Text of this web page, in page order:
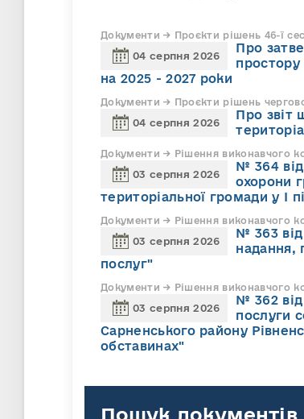
Документи → Проєкти рішень 46-ї
04 серпня 2026
Про
простору
на 2025 - 2027 роки
Документи → Проєкти рішень
04 серпня 2026
Про звіт
Документи → Рішення виконавчого
03 серпня 2026
№ 364 від
охорони
територіальної громади у І
Документи → Рішення виконавчого
03 серпня 2026
№ 363
надання,
послуг"
Документи → Рішення виконавчого
03 серпня 2026
№ 362
послуги
Сарненського району
обставинах"
Пошук документів